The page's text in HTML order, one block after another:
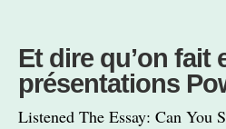
Et dire qu’on fait
présentations
Listened The Essay: Can You